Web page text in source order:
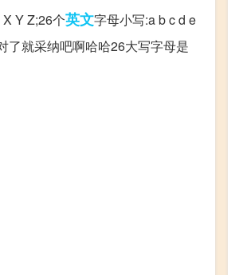
Y Z;26个英文字母小写:a b c d e
了就采纳吧啊哈哈26大写字母是